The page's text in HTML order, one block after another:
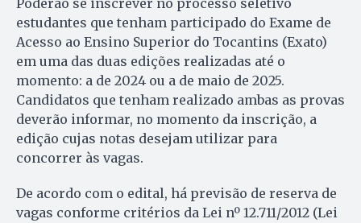
Poderão se inscrever no processo seletivo
estudantes que tenham participado do Exame de
Acesso ao Ensino Superior do Tocantins (Exato)
em uma das duas edições realizadas até o
momento: a de 2024 ou a de maio de 2025.
Candidatos que tenham realizado ambas as provas
deverão informar, no momento da inscrição, a
edição cujas notas desejam utilizar para
concorrer às vagas.
De acordo com o edital, há previsão de reserva de
vagas conforme critérios da Lei nº 12.711/2012 (Lei